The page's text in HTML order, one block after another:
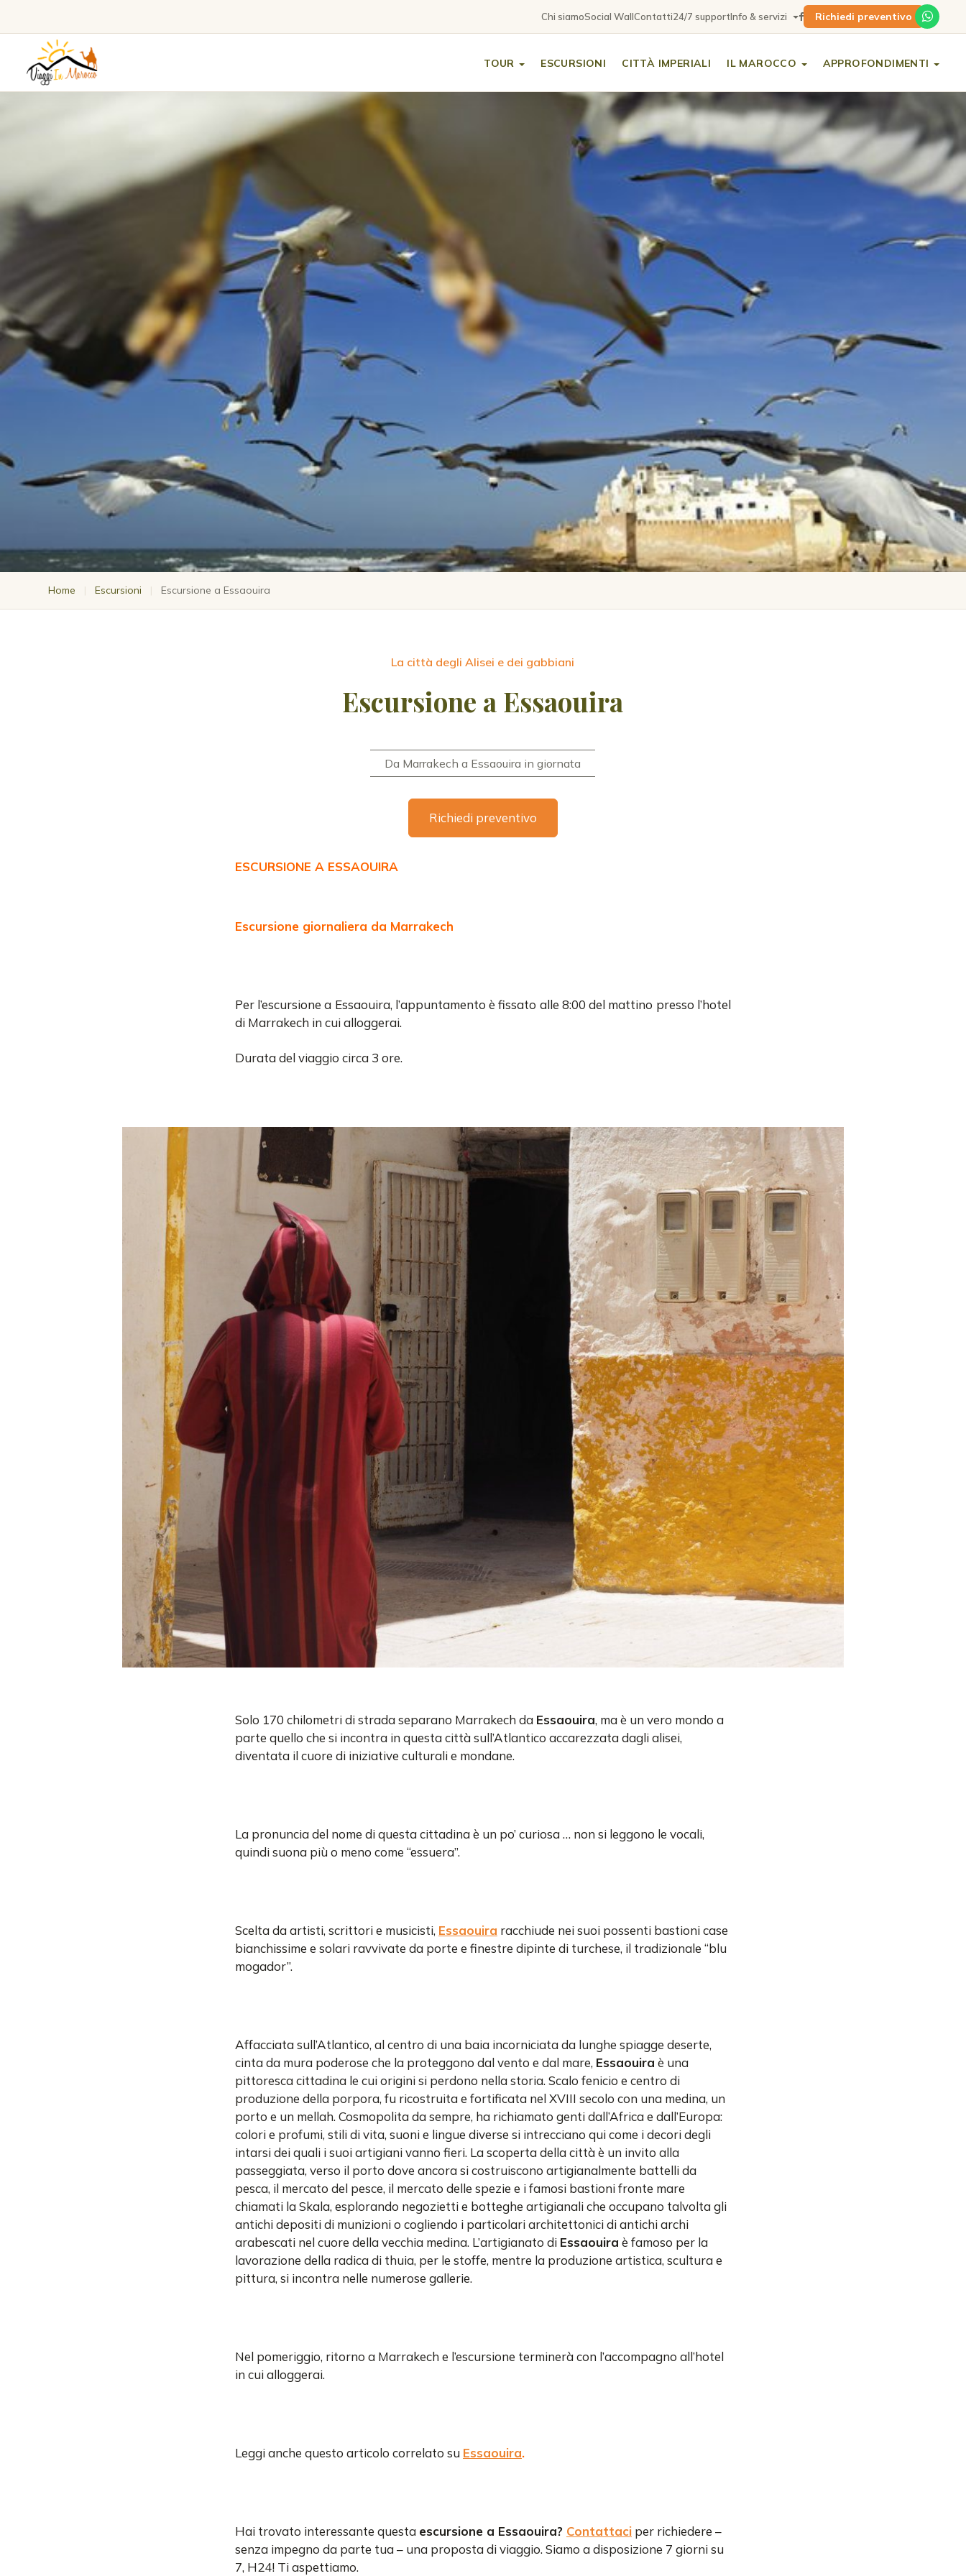
Chi siamoSocial WallContatti24/7 supportInfo & servizi Richiedi preventivo
TOUR ESCURSIONI CITTÀ IMPERIALI IL MAROCCO APPROFONDIMENTI
Home | Escursioni | Escursione a Essaouira
La città degli Alisei e dei gabbiani
Escursione a Essaouira
Da Marrakech a Essaouira in giornata
Richiedi preventivo
ESCURSIONE A ESSAOUIRA
Escursione giornaliera da Marrakech
Per l’escursione a Essaouira, l’appuntamento è fissato alle 8:00 del mattino presso l’hotel
di Marrakech in cui alloggerai.
Durata del viaggio circa 3 ore.
Solo 170 chilometri di strada separano Marrakech da Essaouira, ma è un vero mondo a
parte quello che si incontra in questa città sull’Atlantico accarezzata dagli alisei,
diventata il cuore di iniziative culturali e mondane.
La pronuncia del nome di questa cittadina è un po’ curiosa … non si leggono le vocali,
quindi suona più o meno come “essuera”.
Scelta da artisti, scrittori e musicisti, Essaouira racchiude nei suoi possenti bastioni case
bianchissime e solari ravvivate da porte e finestre dipinte di turchese, il tradizionale “blu
mogador”.
Affacciata sull’Atlantico, al centro di una baia incorniciata da lunghe spiagge deserte,
cinta da mura poderose che la proteggono dal vento e dal mare, Essaouira è una
pittoresca cittadina le cui origini si perdono nella storia. Scalo fenicio e centro di
produzione della porpora, fu ricostruita e fortificata nel XVIII secolo con una medina, un
porto e un mellah. Cosmopolita da sempre, ha richiamato genti dall’Africa e dall’Europa:
colori e profumi, stili di vita, suoni e lingue diverse si intrecciano qui come i decori degli
intarsi dei quali i suoi artigiani vanno fieri. La scoperta della città è un invito alla
passeggiata, verso il porto dove ancora si costruiscono artigianalmente battelli da
pesca, il mercato del pesce, il mercato delle spezie e i famosi bastioni fronte mare
chiamati la Skala, esplorando negozietti e botteghe artigianali che occupano talvolta gli
antichi depositi di munizioni o cogliendo i particolari architettonici di antichi archi
arabescati nel cuore della vecchia medina. L’artigianato di Essaouira è famoso per la
lavorazione della radica di thuia, per le stoffe, mentre la produzione artistica, scultura e
pittura, si incontra nelle numerose gallerie.
Nel pomeriggio, ritorno a Marrakech e l’escursione terminerà con l’accompagno all’hotel
in cui alloggerai.
Leggi anche questo articolo correlato su Essaouira.
Hai trovato interessante questa escursione a Essaouira? Contattaciper richiedere –
senza impegno da parte tua – una proposta di viaggio. Siamo a disposizione 7 giorni su
7, H24! Ti aspettiamo.